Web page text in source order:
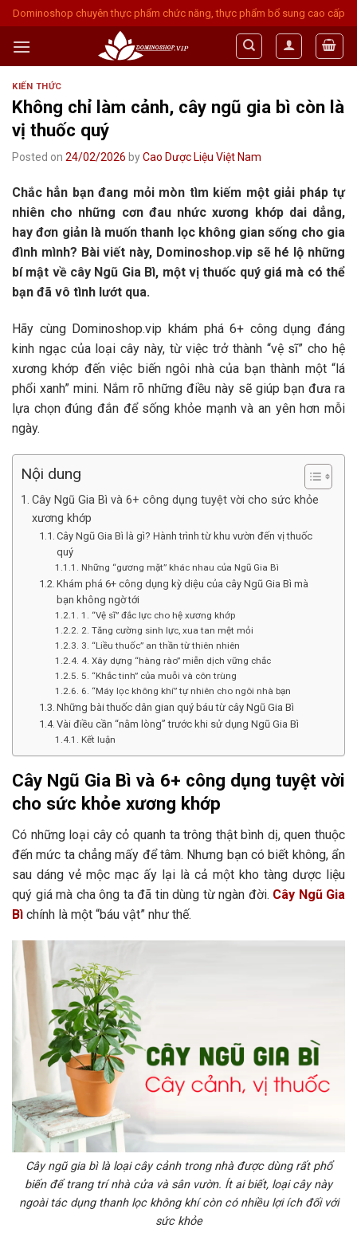
Skip
to
content
Dominoshop chuyên thực phẩm chức năng, thực phẩm bổ sung cao cấp
KIẾN THỨC
Không chỉ làm cảnh, cây ngũ gia bì còn là
vị thuốc quý
Posted on 24/02/2026 byCao Dược Liệu Việt Nam
Chắc hẳn bạn đang mỏi mòn tìm kiếm một giải pháp tự
nhiên cho những cơn đau nhức xương khớp dai dẳng,
hay đơn giản là muốn thanh lọc không gian sống cho gia
đình mình? Bài viết này, Dominoshop.vip sẽ hé lộ những
bí mật về cây Ngũ Gia Bì, một vị thuốc quý giá mà có thể
bạn đã vô tình lướt qua.
Hãy cùng Dominoshop.vip khám phá 6+ công dụng đáng
kinh ngạc của loại cây này, từ việc trở thành “vệ sĩ” cho hệ
xương khớp đến việc biến ngôi nhà của bạn thành một “lá
phổi xanh” mini. Nắm rõ những điều này sẽ giúp bạn đưa ra
lựa chọn đúng đắn để sống khỏe mạnh và an yên hơn mỗi
ngày.
Nội dung
Cây Ngũ Gia Bì và 6+ công dụng tuyệt vời cho sức khỏe
xương khớp
Cây Ngũ Gia Bì là gì? Hành trình từ khu vườn đến vị thuốc
quý
Những “gương mặt” khác nhau của Ngũ Gia Bì
Khám phá 6+ công dụng kỳ diệu của cây Ngũ Gia Bì mà
bạn không ngờ tới
1. “Vệ sĩ” đắc lực cho hệ xương khớp
2. Tăng cường sinh lực, xua tan mệt mỏi
3. “Liều thuốc” an thần từ thiên nhiên
4. Xây dựng “hàng rào” miễn dịch vững chắc
5. “Khắc tinh” của muỗi và côn trùng
6. “Máy lọc không khí” tự nhiên cho ngôi nhà bạn
Những bài thuốc dân gian quý báu từ cây Ngũ Gia Bì
Vài điều cần “nằm lòng” trước khi sử dụng Ngũ Gia Bì
Kết luận
Cây Ngũ Gia Bì và 6+ công dụng tuyệt vời
cho sức khỏe xương khớp
Có những loại cây cỏ quanh ta trông thật bình dị, quen thuộc
đến mức ta chẳng mấy để tâm. Nhưng bạn có biết không, ẩn
sau dáng vẻ mộc mạc ấy lại là cả một kho tàng dược liệu
quý giá mà cha ông ta đã tin dùng từ ngàn đời. Cây Ngũ Gia
Bì chính là một “báu vật” như thế.
Cây ngũ gia bì là loại cây cảnh trong nhà được dùng rất phổ
biến để trang trí nhà cửa và sân vườn. Ít ai biết, loại cây này
ngoài tác dụng thanh lọc không khí còn có nhiều lợi ích đối với
sức khỏe